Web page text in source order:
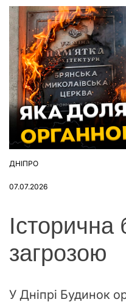
ОПУБЛІКУВАТИ
ДНІПРО
07.07.2026
Історична
загрозою
У Дніпрі Будинок